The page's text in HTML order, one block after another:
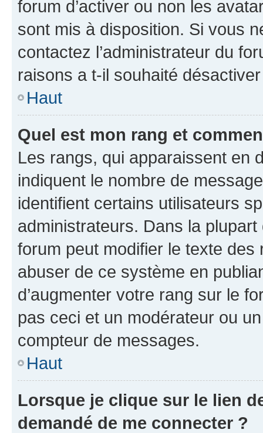
forum d’activer ou non les
sont mis à disposition. Si vous
contactez l’administrateur du
raisons a t-il souhaité
Haut
Quel est mon rang et
Les rangs, qui apparaissent en
indiquent le nombre de
identifient certains utilisateurs
administrateurs. Dans la
forum peut modifier le texte
abuser de ce système en
d’augmenter votre rang sur le
pas ceci et un modérateur ou
compteur de messages.
Haut
Lorsque je clique sur le lien
demandé de me connecter ?